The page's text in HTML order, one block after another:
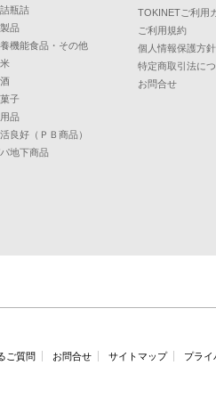
瓶詰
品
機能食品・その他
子
品
良好（ＰＢ商品）
地下商品
TOKINETご利用
ご利用規約
個人情報保護方針
特定商取引法に
お問合せ
ご質問 お問合せ サイトマップ プライ